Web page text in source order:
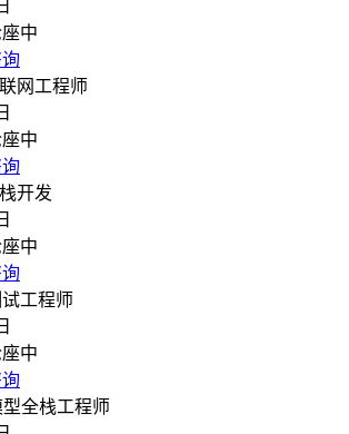
中
网工程师
中
开发
中
工程师
中
全栈工程师